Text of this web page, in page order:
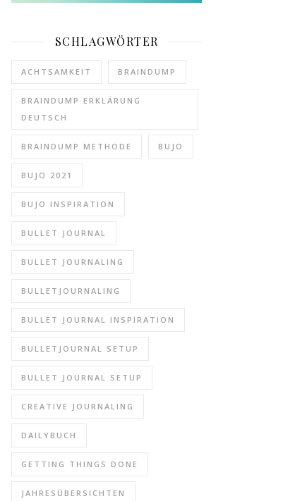
SCHLAGWÖRTER
ACHTSAMKEIT BRAINDUMP
BRAINDUMP ERKLÄRUNG
DEUTSCH
BRAINDUMP METHODE BUJO
BUJO 2021
BUJO INSPIRATION
BULLET JOURNAL
BULLET JOURNALING
BULLETJOURNALING
BULLET JOURNAL INSPIRATION
BULLETJOURNAL SETUP
BULLET JOURNAL SETUP
CREATIVE JOURNALING
DAILYBUCH
GETTING THINGS DONE
JAHRESÜBERSICHTEN